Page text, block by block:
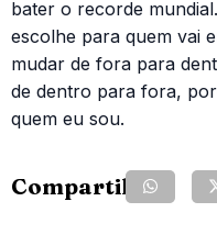
bater o recorde
escolhe para quem vai
mudar de fora para
de dentro para fora,
quem eu sou.
Compartilhe: